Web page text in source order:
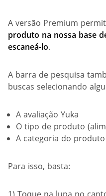
A versão Premium
produto na nossa base
escaneá-lo.
A barra de pesquisa
buscas selecionando
A avaliação Yuka
O tipo de produto
A categoria do produto
Para isso, basta: